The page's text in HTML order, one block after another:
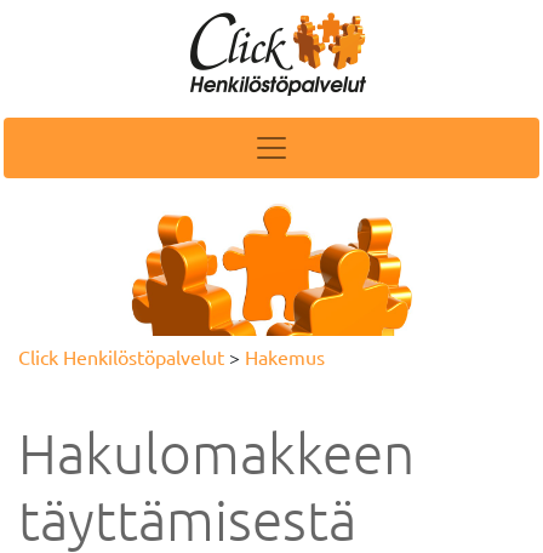
Click Henkilöstöpalvelut > Hakemus
Hakulomakkeen
täyttämisestä